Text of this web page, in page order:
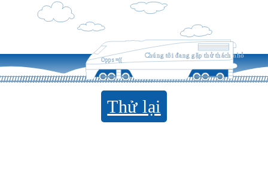
Opps =((
Chúng tôi đang gặp thử thách nhỏ
Thử lại